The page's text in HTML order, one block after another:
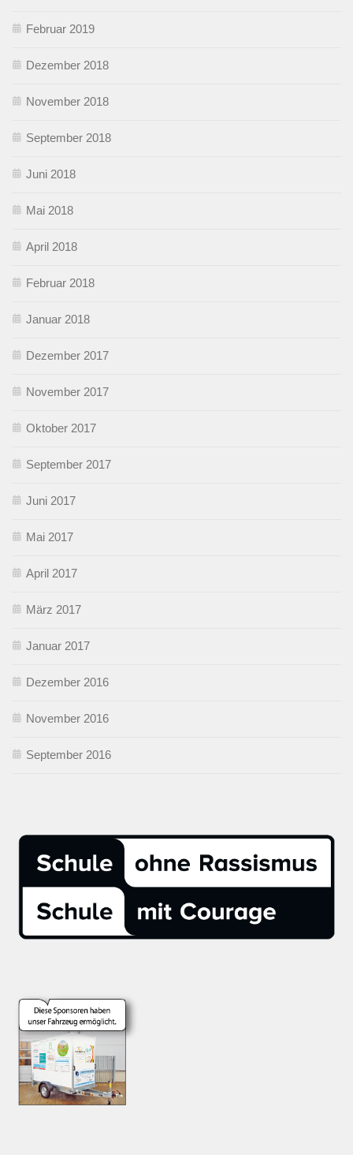
Februar 2019
Dezember 2018
November 2018
September 2018
Juni 2018
Mai 2018
April 2018
Februar 2018
Januar 2018
Dezember 2017
November 2017
Oktober 2017
September 2017
Juni 2017
Mai 2017
April 2017
März 2017
Januar 2017
Dezember 2016
November 2016
September 2016